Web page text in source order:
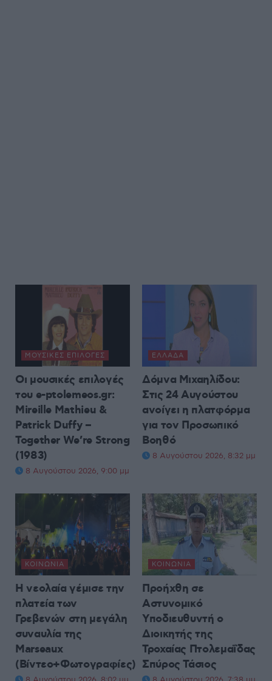
ΜΟΥΣΙΚΈΣ ΕΠΙΛΟΓΈΣ
Οι μουσικές επιλογές
του e-ptolemeos.gr:
Mireille Mathieu &
Patrick Duffy –
Together We’re Strong
(1983)
8 Αυγούστου 2026, 9:00 μμ
ΕΛΛΆΔΑ
Δόμνα Μιχαηλίδου:
Στις 24 Αυγούστου
ανοίγει η πλατφόρμα
για τον Προσωπικό
Βοηθό
8 Αυγούστου 2026, 8:32 μμ
ΚΟΙΝΩΝΊΑ
Η νεολαία γέμισε την
πλατεία των
Γρεβενών στη μεγάλη
συναυλία της
Marseaux
(Βίντεο+Φωτογραφίες)
ΚΟΙΝΩΝΊΑ
Προήχθη σε
Αστυνομικό
Υποδιευθυντή ο
Διοικητής της
Τροχαίας Πτολεμαΐδας
Σπύρος Τάσιος